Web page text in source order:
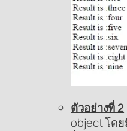
ตัวอย่างที่ 2
object โดย